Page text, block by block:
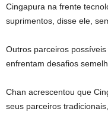
Cingapura na frente
suprimentos, disse ele,
Outros parceiros
enfrentam desafios
Chan acrescentou que
seus parceiros